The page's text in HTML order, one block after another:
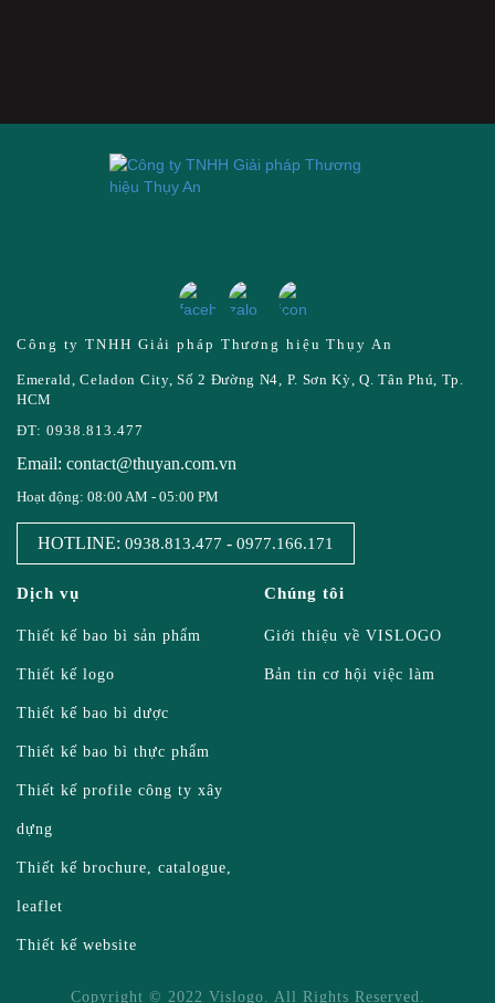
Công ty TNHH Giải pháp Thương hiệu Thụy An
Emerald, Celadon City, Số 2 Đường N4, P. Sơn Kỳ, Q. Tân Phú, Tp.
HCM
ĐT: 0938.813.477
Email: contact@thuyan.com.vn
Hoạt động: 08:00 AM - 05:00 PM
HOTLINE: 0938.813.477 - 0977.166.171
Dịch vụ
Thiết kế bao bì sản phẩm
Thiết kế logo
Thiết kế bao bì dược
Thiết kế bao bì thực phẩm
Thiết kế profile công ty xây
dựng
Thiết kế brochure, catalogue,
leaflet
Thiết kế website
Chúng tôi
Giới thiệu về VISLOGO
Bản tin cơ hội việc làm
Copyright © 2022 Vislogo. All Rights Reserved.